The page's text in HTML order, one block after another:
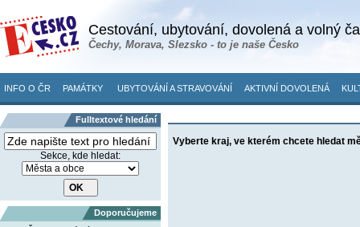
Cestování, ubytování, dovolená a volný
Čechy, Morava, Slezsko - to je naše Česko
INFO O ČR PAMÁTKY UBYTOVÁNÍ A STRAVOVÁNÍ AKTIVNÍ DOVOLENÁ
Fulltextové hledání
Sekce, kde hledat:
Doporučujeme
Vyberte kraj, ve kterém chcete hledat